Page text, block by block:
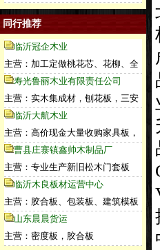
同行推荐
临沂冠企木业
主营：加工定做桃花芯、花柳、全
寿光鲁丽木业有限责任公司
主营：实木集成材，刨花板，三安
临沂大航木业
主营：高价现金大量收购家具板，
曹县庄寨镇鑫帅木制品厂
主营：专业生产新旧松木门套板
临沂木良板材运营中心
主营：胶合板、包装板、建筑模板
山东晨晨货运
主营：密度板，胶合板